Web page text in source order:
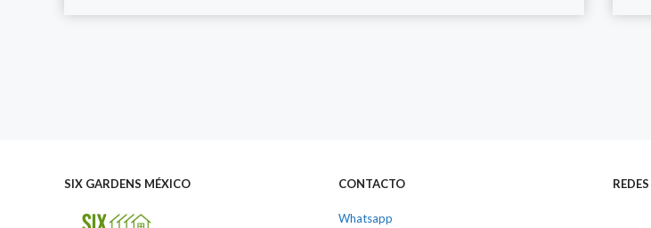
SIX GARDENS MÉXICO CONTACTO
Whatsapp
REDES